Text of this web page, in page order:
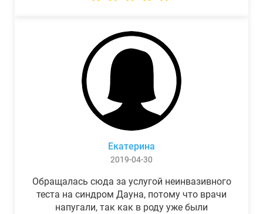
Екатерина
2019-04-30
Обращалась сюда за услугой неинвазивного
теста на синдром Дауна, потому что врачи
напугали, так как в роду уже были